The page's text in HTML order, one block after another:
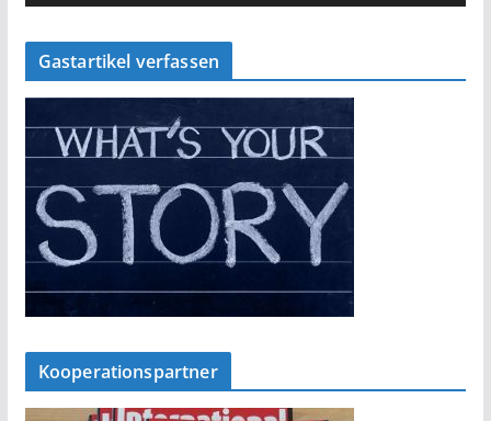
Gastartikel verfassen
Kooperationspartner